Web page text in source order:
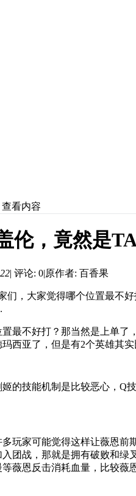
查看内容
伦，竟然是
| 评论: 0|原作者: 百香果
们，大家觉得哪个位置最不
最不好打？那当然是上单
西亚了，但是有2个英雄其实
的技能机制是比较恶心， Q
玩家可能觉得这样让薇恩
团战，那就是拥有破败和
薇恩反击消耗血量，比较薇